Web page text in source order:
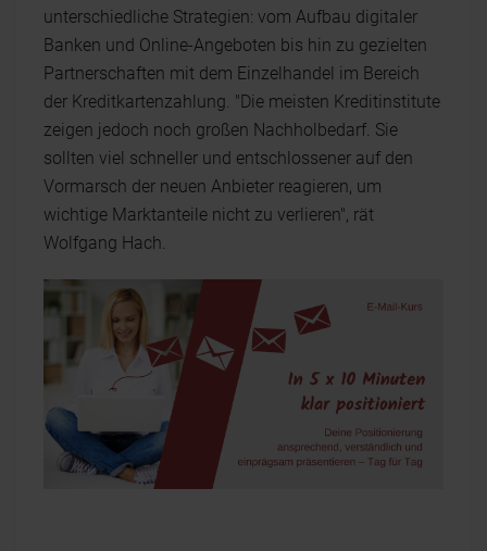
unterschiedliche Strategien: vom Aufbau digitaler
Banken und Online-Angeboten bis hin zu gezielten
Partnerschaften mit dem Einzelhandel im Bereich
der Kreditkartenzahlung. "Die meisten Kreditinstitute
zeigen jedoch noch großen Nachholbedarf. Sie
sollten viel schneller und entschlossener auf den
Vormarsch der neuen Anbieter reagieren, um
wichtige Marktanteile nicht zu verlieren", rät
Wolfgang Hach.